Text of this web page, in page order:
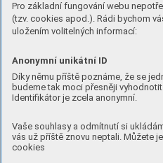
Pro základní fungování webu
(tzv. cookies apod.). Rádi bychom
uložením volitelných informací:
Anonymní unikátní ID
Díky němu příště poznáme, že se
budeme tak moci přesněji vyhodnotit
Identifikátor je zcela anonymní.
Vaše souhlasy a odmítnutí si
vás už příště znovu neptali. Můžete
cookies
stavební práce, které nebyly
a těmi jsou např. kompletní
vzduchotechnika, rozvody
výměna dveří a zárubní a
budou probíhat v průběhu
Současně s rekonstrukcí
také rekonstrukce vedlejšího
kterém se nachází
objekt je rekonstruován ve
provedení jako zdravotní